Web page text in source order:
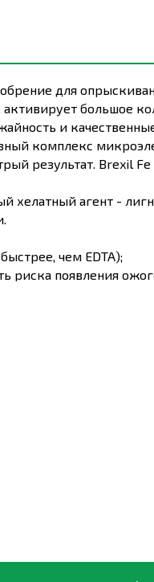
для
большое
и
комплекс
результат. Brexil
хелатный агент -
чем EDTA);
риска появления
СЗР,
микроудобрение